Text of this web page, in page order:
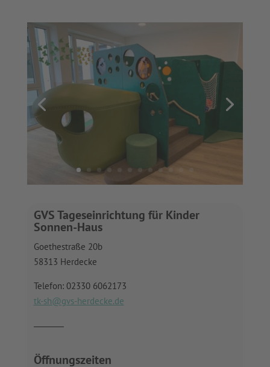
GVS Tageseinrichtung für Kinder
Sonnen-Haus
Goethestraße 20b
58313 Herdecke
Telefon: 02330 6062173
tk-sh@gvs-herdecke.de
Öffnungszeiten